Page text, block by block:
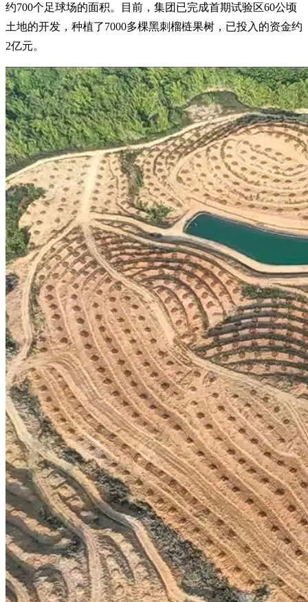
约700个足球场的面积。目前，集团已完成首期试验区60公顷
土地的开发，种植了7000多棵黑刺榴梿果树，已投入的资金约
2亿元。